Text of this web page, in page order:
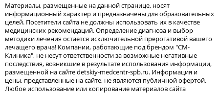
Материалы, размещенные на данной странице, носят
информационный характер и предназначены для образовательных
целей. Посетители сайта не должны использовать их в качестве
медицинских рекомендаций. Определение диагноза и выбор
методики лечения остается исключительной прерогативой вашего
лечащего врача! Компании, работающие под брендом "СМ-
Клиника", не несут ответственности за возможные негативные
последствия, возникшие в результате использования информации,
размещенной на сайте detskiy-medcentr-spb.ru. Информация и
цены, представленные на сайте, не являются публичной офертой.
Любое использование или копирование материалов сайта